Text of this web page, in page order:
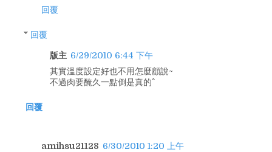
回覆
回覆
版主 6/29/2010 6:44 下午
其實溫度設定好也不用怎麼顧說~
不過肉要醃久一點倒是真的^^
回覆
amihsu21128 6/30/2010 1:20 上午